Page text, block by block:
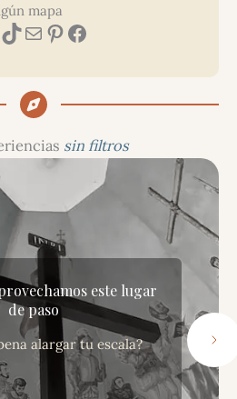
mapa
TikTok
Correo electrónico
Pinterest
Facebook
sin filtros
conocimos este caro
en 3 días
más moderna de Asia